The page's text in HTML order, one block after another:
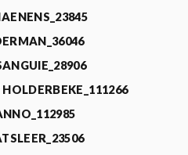
HOLDERBEKE_111266